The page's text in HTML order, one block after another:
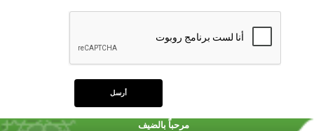
مرحباً بالضيف